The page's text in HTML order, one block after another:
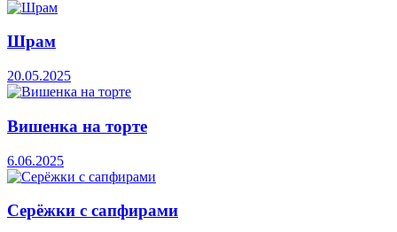
Шрам
20.05.2025
Вишенка на торте
6.06.2025
Серёжки с сапфирами